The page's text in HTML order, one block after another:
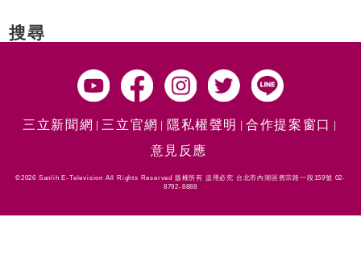
搜尋
三立新聞網 三立官網 隱私權聲明
合作提案窗口
意見反應
©2026 Sanlih E-Television All Rights Reserved 版權所有 盜用必究 台北市內湖區舊宗路一段159號 02-
8792-8888